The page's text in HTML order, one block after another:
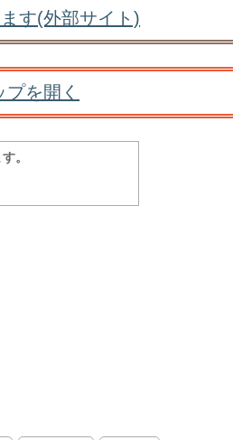
す(外部サイト)
を開く
。